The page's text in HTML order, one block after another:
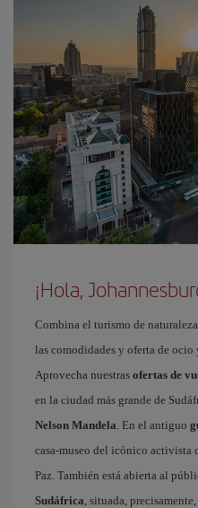
¡Hola,
Combina el turismo de
las comodidades y oferta de ocio
Aprovecha nuestras ofertas de
en la ciudad más grande de
Nelson Mandela. En el antiguo
casa-museo del icónico activista
Paz. También está abierta al
Sudáfrica, situada,